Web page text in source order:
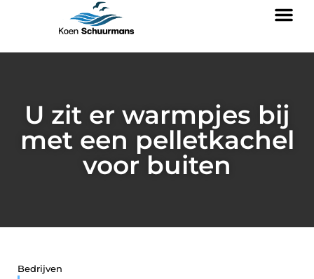
U zit er warmpjes bij
met een pelletkachel
voor buiten
Bedrijven